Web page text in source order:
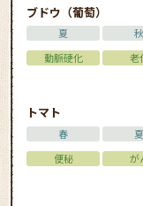
ブドウ（葡萄）
夏 秋
動脈硬化
老
トマト
春 夏
便秘
が